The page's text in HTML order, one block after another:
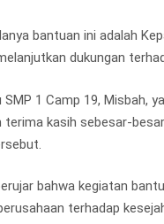
bantuan ini adalah
dukungan
1 Camp 19, Misbah,
kasih sebesar-
bahwa kegiatan
terhadap